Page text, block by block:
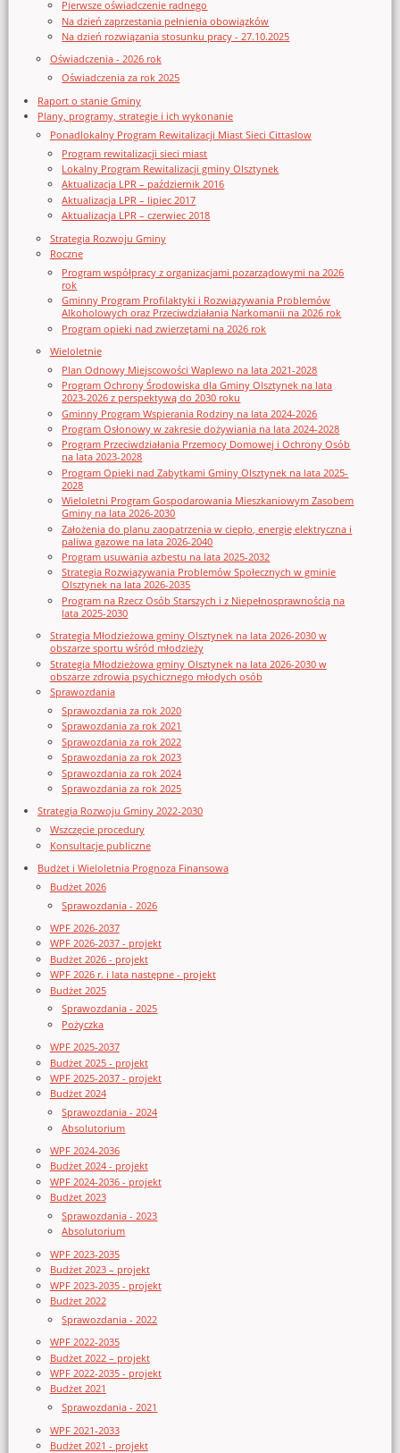
Pierwsze oświadczenie radnego
Na dzień zaprzestania pełnienia obowiązków
Na dzień rozwiązania stosunku pracy - 27.10.2025
Oświadczenia - 2026 rok
Oświadczenia za rok 2025
Raport o stanie Gminy
Plany, programy, strategie i ich wykonanie
Ponadlokalny Program Rewitalizacji Miast Sieci Cittaslow
Program rewitalizacji sieci miast
Lokalny Program Rewitalizacji gminy Olsztynek
Aktualizacja LPR – październik 2016
Aktualizacja LPR – lipiec 2017
Aktualizacja LPR – czerwiec 2018
Strategia Rozwoju Gminy
Roczne
Program współpracy z organizacjami pozarządowymi na 2026
rok
Gminny Program Profilaktyki i Rozwiązywania Problemów
Alkoholowych oraz Przeciwdziałania Narkomanii na 2026 rok
Program opieki nad zwierzętami na 2026 rok
Wieloletnie
Plan Odnowy Miejscowości Waplewo na lata 2021-2028
Program Ochrony Środowiska dla Gminy Olsztynek na lata
2023-2026 z perspektywą do 2030 roku
Gminny Program Wspierania Rodziny na lata 2024-2026
Program Osłonowy w zakresie dożywiania na lata 2024-2028
Program Przeciwdziałania Przemocy Domowej i Ochrony Osób
na lata 2023-2028
Program Opieki nad Zabytkami Gminy Olsztynek na lata 2025-
2028
Wieloletni Program Gospodarowania Mieszkaniowym Zasobem
Gminy na lata 2026-2030
Założenia do planu zaopatrzenia w ciepło, energię elektryczna i
paliwa gazowe na lata 2026-2040
Program usuwania azbestu na lata 2025-2032
Strategia Rozwiązywania Problemów Społecznych w gminie
Olsztynek na lata 2026-2035
Program na Rzecz Osób Starszych i z Niepełnosprawnością na
lata 2025-2030
Strategia Młodzieżowa gminy Olsztynek na lata 2026-2030 w
obszarze sportu wśród młodzieży
Strategia Młodzieżowa gminy Olsztynek na lata 2026-2030 w
obszarze zdrowia psychicznego młodych osób
Sprawozdania
Sprawozdania za rok 2020
Sprawozdania za rok 2021
Sprawozdania za rok 2022
Sprawozdania za rok 2023
Sprawozdania za rok 2024
Sprawozdania za rok 2025
Strategia Rozwoju Gminy 2022-2030
Wszczęcie procedury
Konsultacje publiczne
Budżet i Wieloletnia Prognoza Finansowa
Budżet 2026
Sprawozdania - 2026
WPF 2026-2037
WPF 2026-2037 - projekt
Budżet 2026 - projekt
WPF 2026 r. i lata następne - projekt
Budżet 2025
Sprawozdania - 2025
Pożyczka
WPF 2025-2037
Budżet 2025 - projekt
WPF 2025-2037 - projekt
Budżet 2024
Sprawozdania - 2024
Absolutorium
WPF 2024-2036
Budżet 2024 - projekt
WPF 2024-2036 - projekt
Budżet 2023
Sprawozdania - 2023
Absolutorium
WPF 2023-2035
Budżet 2023 – projekt
WPF 2023-2035 - projekt
Budżet 2022
Sprawozdania - 2022
WPF 2022-2035
Budżet 2022 – projekt
WPF 2022-2035 - projekt
Budżet 2021
Sprawozdania - 2021
WPF 2021-2033
Budżet 2021 - projekt